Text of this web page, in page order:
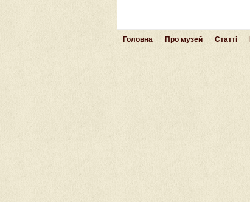
Головна Про музей Статті